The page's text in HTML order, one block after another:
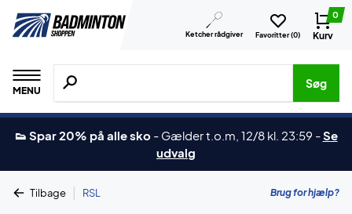
Ketcher rådgiver Favoritter (0)
0
Kurv
MENU
Søg efter produkter, mærker etc.
Søg
👟 Spar 20% på alle sko - Gælder t.o.m, 12/8 kl. 23:59 -Se
udvalg
Tilbage | RSL Brug for hjælp?